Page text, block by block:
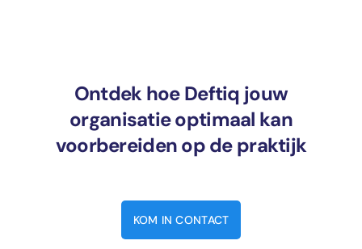
Ontdek hoe Deftiq jouw
organisatie optimaal kan
voorbereiden op de praktijk
KOM IN CONTACT